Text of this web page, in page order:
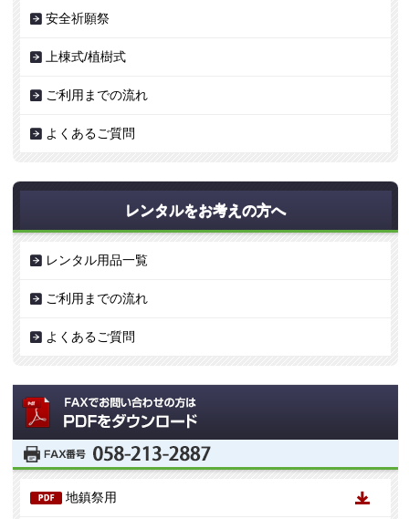
安全祈願祭
上棟式/植樹式
ご利用までの流れ
よくあるご質問
レンタルをお考えの方へ
レンタル用品一覧
ご利用までの流れ
よくあるご質問
地鎮祭用